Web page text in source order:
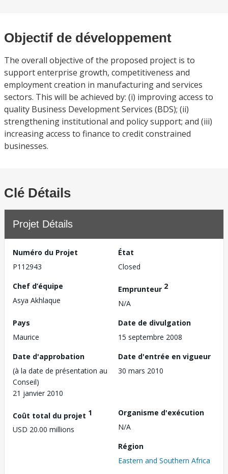
Objectif de développement
The overall objective of the proposed project is to
support enterprise growth, competitiveness and
employment creation in manufacturing and services
sectors. This will be achieved by: (i) improving access to
quality Business Development Services (BDS); (ii)
strengthening institutional and policy support; and (iii)
increasing access to finance to credit constrained
businesses.
Clé Détails
Projet Détails
Numéro du Projet
P112943
État
Closed
Chef d’équipe
Asya Akhlaque
Emprunteur 2
N/A
Pays
Maurice
Date de divulgation
15 septembre 2008
Date d'approbation
(à la date de présentation au
Conseil)
21 janvier 2010
Date d'entrée en vigueur
30 mars 2010
Coût total du projet 1
USD 20.00 millions
Organisme d'exécution
N/A
Région
Eastern and Southern Africa